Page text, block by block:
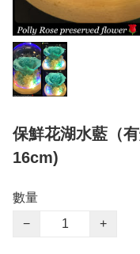
保鮮花湖水藍（
16cm)
數量
−
+